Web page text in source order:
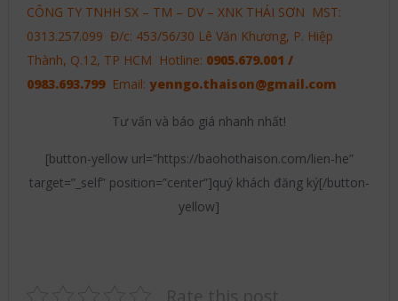
CÔNG TY TNHH SX – TM – DV – XNK THÁI SƠN MST:
0313.257.099 Đ/c: 453/56/30 Lê Văn Khương, P. Hiệp
Thành, Q.12, TP HCM Hotline: 0905.679.001 /
0983.693.799 Email: yenngo.thaison@gmail.com
Tư vấn và báo giá nhanh nhất!
[button-yellow url=”https://baohothaison.com/lien-he”
target=”_self” position=”center”]quý khách đăng ký[/button-
yellow]